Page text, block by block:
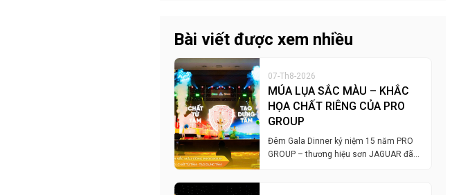
Bài viết được xem nhiều
07-Th8-2026
MÚA LỤA SẮC MÀU – KHẮC
HỌA CHẤT RIÊNG CỦA PRO
GROUP
Đêm Gala Dinner kỷ niệm 15 năm PRO
GROUP – thương hiệu sơn JAGUAR đã…